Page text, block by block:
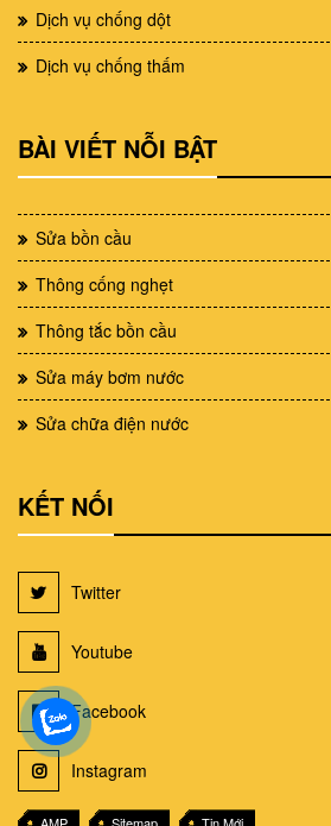
Dịch vụ chống dột
Dịch vụ chống thấm
BÀI VIẾT NỖI BẬT
Sửa bồn cầu
Thông cống nghẹt
Thông tắc bồn cầu
Sửa máy bơm nước
Sửa chữa điện nước
KẾT NỐI
Twitter
Youtube
Facebook
Instagram